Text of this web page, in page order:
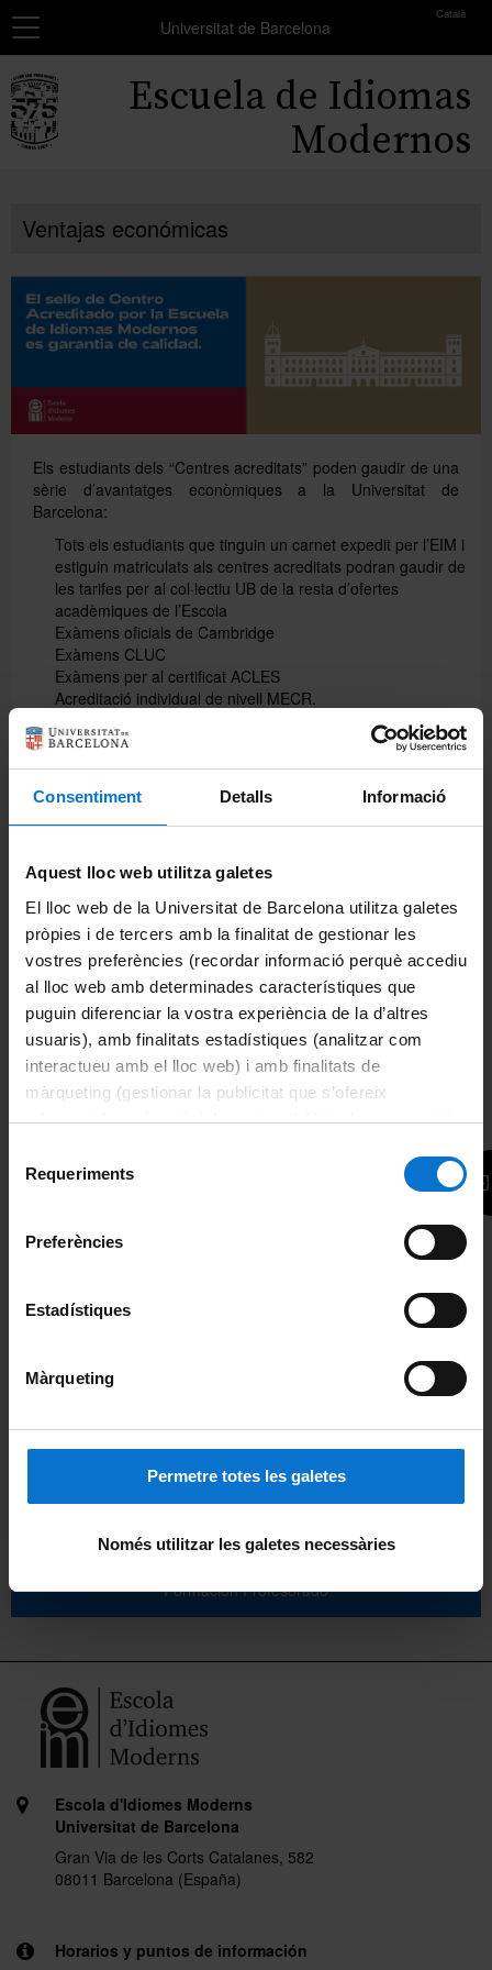
Consentiment Detalls Informació
Aquest lloc web utilitza galetes
El lloc web de la Universitat de Barcelona utilitza galetes
pròpies i de tercers amb la finalitat de gestionar les
vostres preferències (recordar informació perquè accediu
al lloc web amb determinades característiques que
puguin diferenciar la vostra experiència de la d’altres
usuaris), amb finalitats estadístiques (analitzar com
interactueu amb el lloc web) i amb finalitats de
màrqueting (gestionar la publicitat que s’ofereix
adequant-la en funció dels vostres hàbits de navegació).
consultar laPolítica de galetes del lloc web de la
Requeriments
Preferències
Estadístiques
Màrqueting
Permetre totes les galetes
Només utilitzar les galetes necessàries
MATRÍCULA
de
los
grupos
seleccionados
has
ningún
grupo.
Añadir más grupos
Navegación Universitat de Barcelona
toolbar
Català
Escuela de Idiomas
Modernos
Inicio
Becas
Formación profesores
Conócenos
Centros acreditados
Ventajas
Garantía
Formación Profesorado
Ventajas económicas
Els estudiants dels “Centres acreditats” poden gaudir de una
sèrie d’avantatges econòmiques a la Universitat de
Barcelona:
Tots els estudiants que tinguin un carnet expedit per l’EIM i
estiguin matriculats als centres acreditats podran gaudir de
les tarifes per al col·lectiu UB de la resta d’ofertes
acadèmiques de l’Escola
Exàmens oficials de Cambridge
Exàmens CLUC
Exàmens per al certificat ACLES
Acreditació individual de nivell MECR.
I més convocatòries a les quals es pot accedir des d’aquesta
pàgina web.
A més, podran gaudir delsavantatges del Col·lectiu UB
amb
descomptes exclusius en botigues, centres comercials i
altres llocs d’oci.
Compártelo
Facebook
Twitter
Mail
Escola d'Idiomes Moderns
Universitat de Barcelona
Gran Via de les Corts Catalanes, 582
08011 Barcelona (España)
Horarios y puntos de información